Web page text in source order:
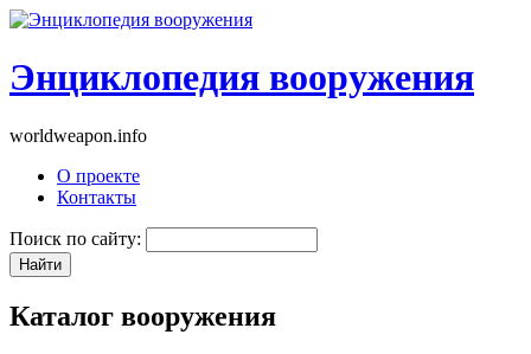
Энциклопедия вооружения
worldweapon.info
О проекте
Контакты
Поиск по сайту:
Каталог вооружения